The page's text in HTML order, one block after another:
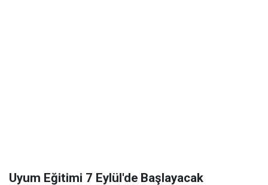
Uyum Eğitimi 7 Eylül'de Başlayacak